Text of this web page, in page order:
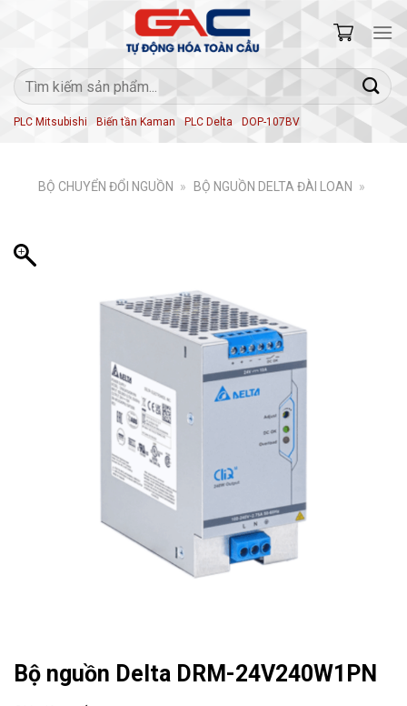
Tìm
kiếm:
PLC Mitsubishi Biến tần Kaman PLC Delta DOP-107BV
BỘ CHUYỂN ĐỔI NGUỒN » BỘ NGUỒN DELTA ĐÀI LOAN »
Bộ nguồn Delta DRM-24V240W1PN